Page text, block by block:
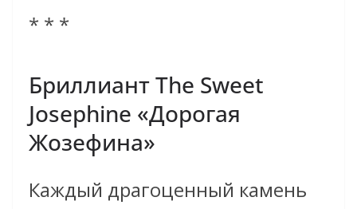
* * *
Бриллиант The Sweet
Josephine «Дорогая
Жозефина»
Каждый драгоценный камень